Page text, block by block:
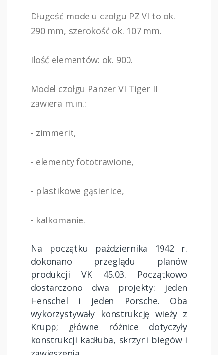
Długość modelu czołgu PZ VI to ok.
290 mm, szerokość ok. 107 mm.
Ilość elementów: ok. 900.
Model czołgu Panzer VI Tiger II
zawiera m.in.:
- zimmerit,
- elementy fototrawione,
- plastikowe gąsienice,
- kalkomanie.
Na początku października 1942 r.
dokonano przeglądu planów
produkcji VK 45.03. Początkowo
dostarczono dwa projekty: jeden
Henschel i jeden Porsche. Oba
wykorzystywały konstrukcję wieży z
Krupp; główne różnice dotyczyły
konstrukcji kadłuba, skrzyni biegów i